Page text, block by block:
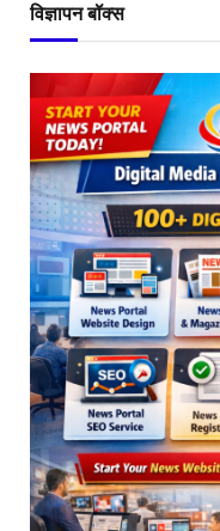
विज्ञापन बॉक्स